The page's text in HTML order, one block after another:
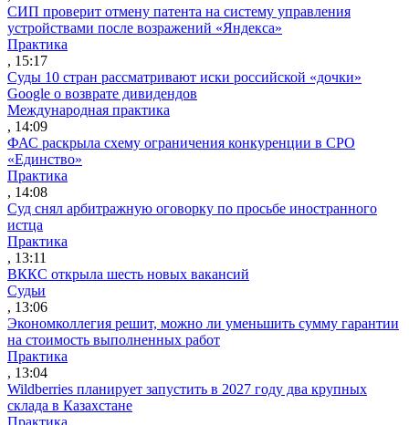
СИП проверит отмену патента на систему управления
устройствами после возражений «Яндекса»
Практика
, 15:17
Суды 10 стран рассматривают иски российской «дочки»
Google о возврате дивидендов
Международная практика
, 14:09
ФАС раскрыла схему ограничения конкуренции в СРО
«Единство»
Практика
, 14:08
Суд снял арбитражную оговорку по просьбе иностранного
истца
Практика
, 13:11
ВККС открыла шесть новых вакансий
Судьи
, 13:06
Экономколлегия решит, можно ли уменьшить сумму гарантии
на стоимость выполненных работ
Практика
, 13:04
Wildberries планирует запустить в 2027 году два крупных
склада в Казахстане
Практика